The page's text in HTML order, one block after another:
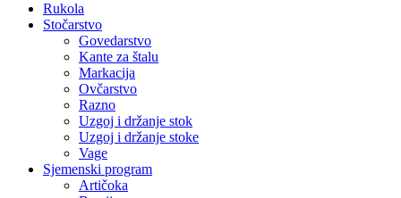
Rukola
Stočarstvo
Govedarstvo
Kante za štalu
Markacija
Ovčarstvo
Razno
Uzgoj i držanje stok
Uzgoj i držanje stoke
Vage
Sjemenski program
Artičoka